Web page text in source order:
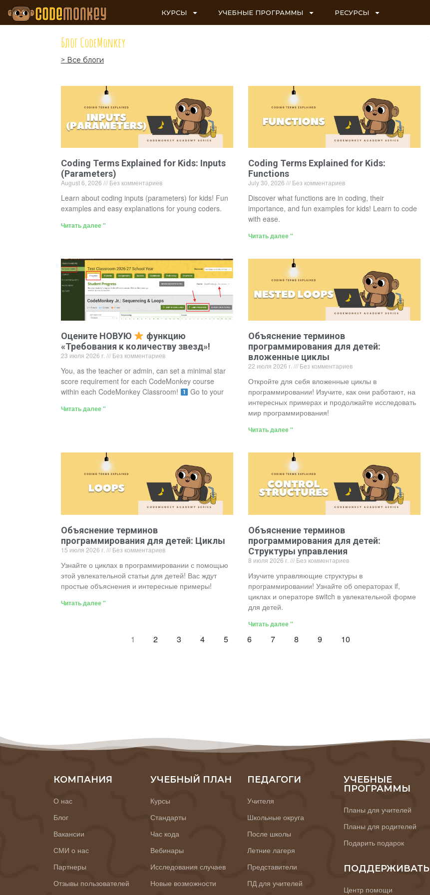
КУРСЫ УЧЕБНЫЕ ПРОГРАММЫ РЕСУРСЫ
Блог CodeMonkey
> Все блоги
Coding Terms Explained for Kids: Inputs
(Parameters)
August 6, 2026 Без комментариев
Learn about coding inputs (parameters) for kids! Fun
examples and easy explanations for young coders.
Читать далее "
Coding Terms Explained for Kids:
Functions
July 30, 2026 Без комментариев
Discover what functions are in coding, their
importance, and fun examples for kids! Learn to code
with ease.
Читать далее "
Оцените НОВУЮ
функцию
«Требования к количеству звезд»!
23 июля 2026 г. Без комментариев
You, as the teacher or admin, can set a minimal star
score requirement for each CodeMonkey course
within each CodeMonkey Classroom!
Go to your
Читать далее "
Объяснение терминов
программирования для детей:
вложенные циклы
22 июля 2026 г. Без комментариев
Откройте для себя вложенные циклы в
программировании! Изучите, как они работают, на
интересных примерах и продолжайте исследовать
мир программирования!
Читать далее "
Объяснение терминов
программирования для детей: Циклы
15 июля 2026 г. Без комментариев
Узнайте о циклах в программировании с помощью
этой увлекательной статьи для детей! Вас ждут
простые объяснения и интересные примеры!
Читать далее "
Объяснение терминов
программирования для детей:
Структуры управления
8 июля 2026 г. Без комментариев
Изучите управляющие структуры в
программировании! Узнайте об операторах if,
циклах и операторе switch в увлекательной форме
для детей.
Читать далее "
1 2 3 4 5 6 7 8 9 10
КОМПАНИЯ
О нас
Блог
Вакансии
СМИ о нас
Партнеры
Отзывы пользователей
УЧЕБНЫЙ ПЛАН
Курсы
Стандарты
Час кода
Вебинары
Исследования случаев
Новые возможности
ПЕДАГОГИ
Учителя
Школьные округа
После школы
Летние лагеря
Представители
ПД для учителей
УЧЕБНЫЕ
ПРОГРАММЫ
Планы для учителей
Планы для родителей
Подарить подарок
ПОДДЕРЖИВАТЬ
Центр помощи